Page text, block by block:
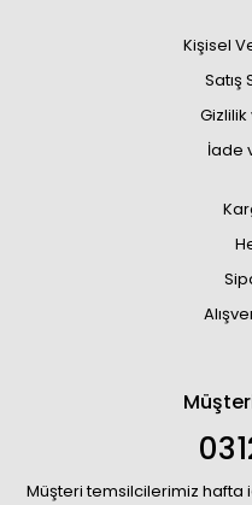
Kişisel
Satış
İade
Müşteri temsilcilerimiz hafta